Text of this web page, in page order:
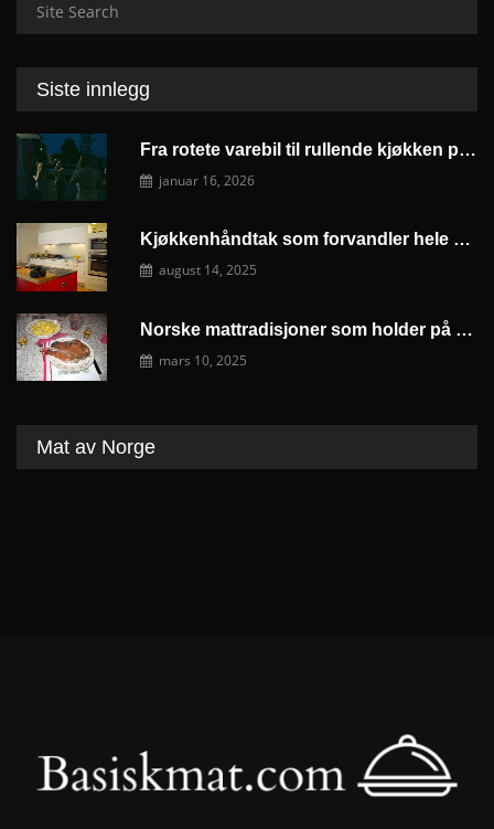
Siste innlegg
Fra rotete varebil til rullende kjøkken på budsjett
januar 16, 2026
Kjøkkenhåndtak som forvandler hele kjøkkenet ditt
august 14, 2025
Norske mattradisjoner som holder på å forsvinne
mars 10, 2025
Mat av Norge